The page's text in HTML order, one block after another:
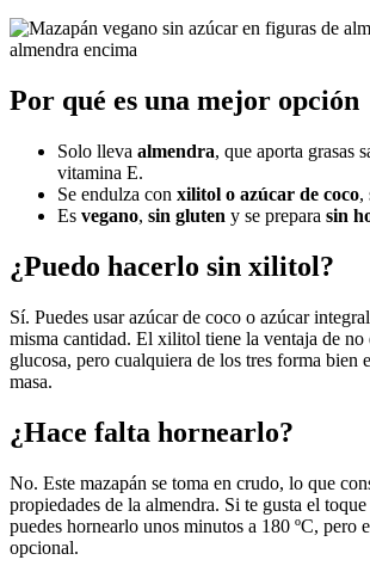
Por qué es una mejor opción
Solo lleva almendra, que aporta grasas
vitamina E.
Se endulza con xilitol o azúcar de coco,
Es vegano, sin gluten y se prepara sin
¿Puedo hacerlo sin xilitol?
Sí. Puedes usar azúcar de coco o azúcar
misma cantidad. El xilitol tiene la ventaja de no
glucosa, pero cualquiera de los tres forma bien
masa.
¿Hace falta hornearlo?
No. Este mazapán se toma en crudo, lo que
propiedades de la almendra. Si te gusta el
puedes hornearlo unos minutos a 180 ºC, pero
opcional.